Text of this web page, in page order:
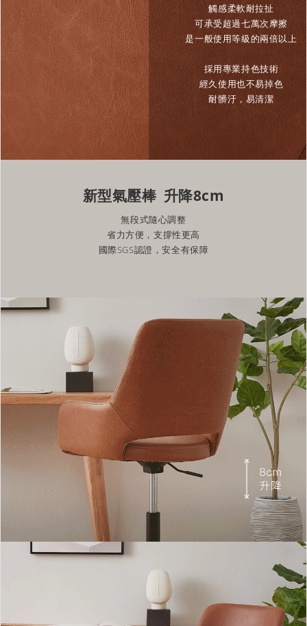
觸感柔軟耐拉扯
可承受超過七萬次摩擦
是一般使用等級的兩倍以上
採用專業持色技術
經久使用也不易掉色
耐髒汙，易清潔
新型氣壓棒 升降8cm
無段式隨心調整
省力方便，支撐性更高
國際SGS認證，安全有保障